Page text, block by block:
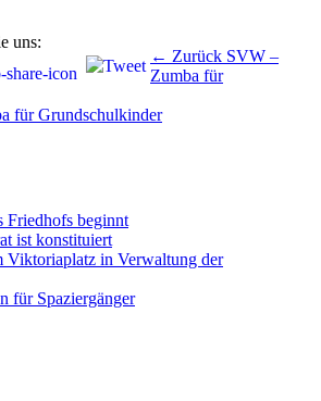
uns:
← Zurück SVW –
Zumba für
für Grundschulkinder
Friedhofs beginnt
ist konstituiert
Viktoriaplatz in Verwaltung der
für Spaziergänger